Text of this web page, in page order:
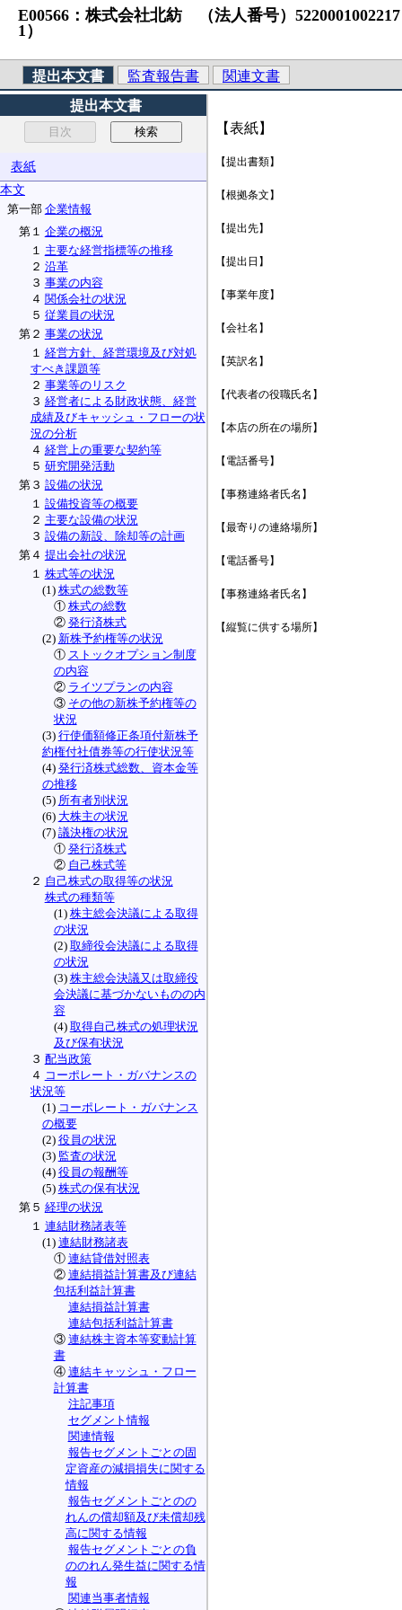
E00566：株式会社北紡 （法人番号）
1）
提出本文書 監査報告書
関連文書
提出本文書